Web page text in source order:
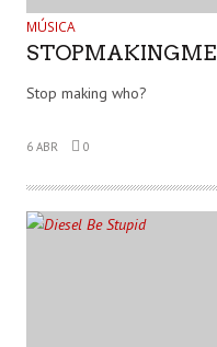
MÚSICA
STOPMAKINGME
Stop making who?
6 ABR 0